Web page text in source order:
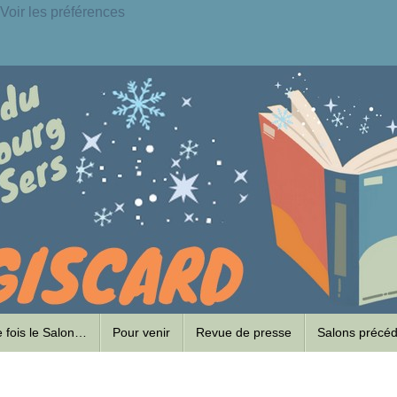
Voir les préférences
fois le Salon… Pour venir Revue de presse Salons